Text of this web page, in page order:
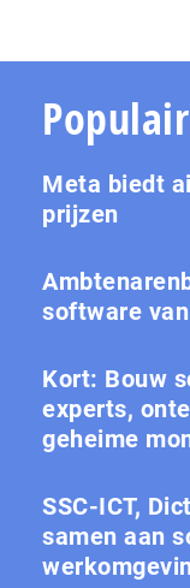
Meta biedt
prijzen
software
Kort: Bouw
experts,
geheime
SSC-ICT,
samen aan